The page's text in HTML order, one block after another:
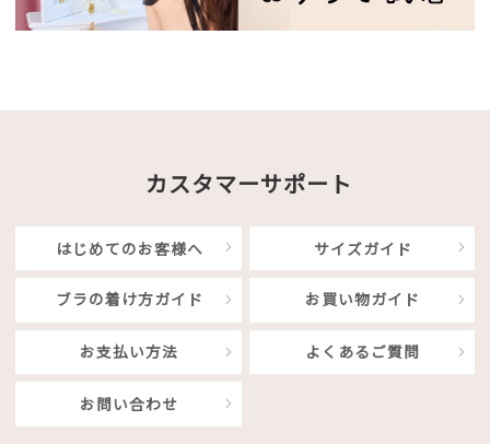
カスタマーサポート
はじめてのお客様へ サイズガイド
ブラの着け方ガイド お買い物ガイド
お支払い方法 よくあるご質問
お問い合わせ